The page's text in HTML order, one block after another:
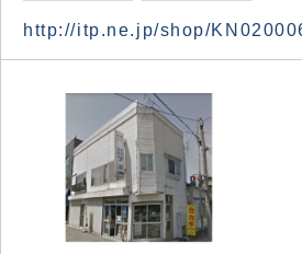
http://itp.ne.jp/shop/